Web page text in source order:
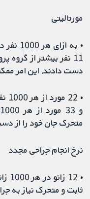
مورتالیتی
• به
11 نفر بیشتر از
دست دادند. این امر
•
متحرک جان خود را از
نرخ انجام جراحی مجدد
•
ثابت و متحرک نیاز به